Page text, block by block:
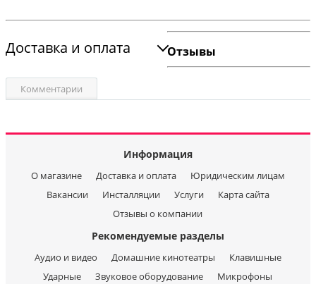
Доставка и оплата Отзывы
Комментарии
Информация
О магазине Доставка и оплата
Юридическим лицам
Вакансии
Инсталляции Услуги
Карта сайта
Отзывы о компании
Рекомендуемые разделы
Аудио и видео Домашние кинотеатры
Клавишные
Ударные
Звуковое оборудование
Микрофоны